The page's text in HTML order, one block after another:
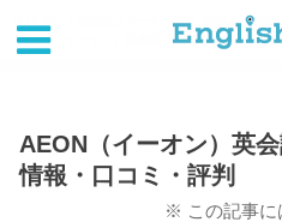
英会話スクール一覧 愛知県
AEON（イーオン）英会話 西尾校のスクール情
AEON（イーオン）英
情報・口コミ・評判
※ この記事に